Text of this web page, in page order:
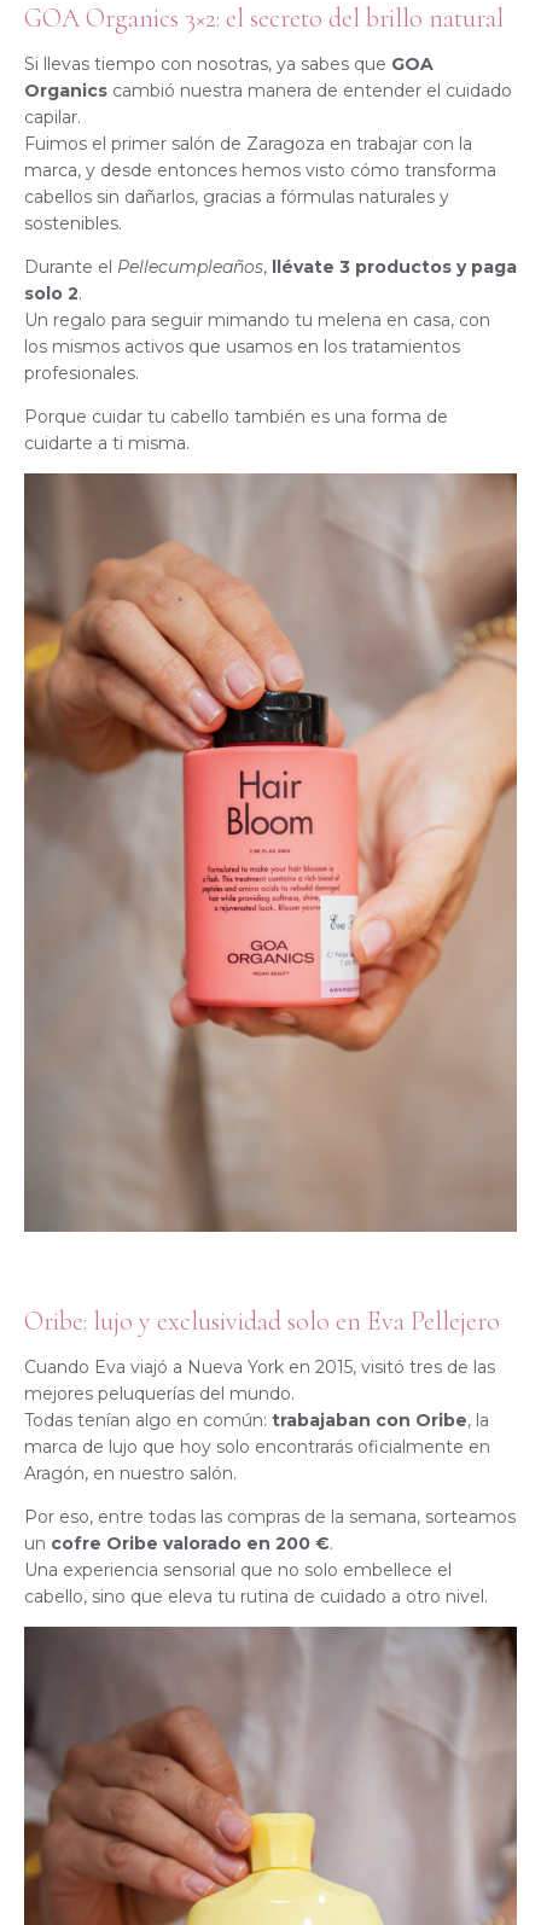
GOA Organics 3×2: el secreto del brillo natural
Si llevas tiempo con nosotras, ya sabes que GOA
Organics cambió nuestra manera de entender el cuidado
capilar.
Fuimos el primer salón de Zaragoza en trabajar con la
marca, y desde entonces hemos visto cómo transforma
cabellos sin dañarlos, gracias a fórmulas naturales y
sostenibles.
Durante el Pellecumpleaños, llévate 3 productos y paga
solo 2.
Un regalo para seguir mimando tu melena en casa, con
los mismos activos que usamos en los tratamientos
profesionales.
Porque cuidar tu cabello también es una forma de
cuidarte a ti misma.
Oribe: lujo y exclusividad solo en Eva Pellejero
Cuando Eva viajó a Nueva York en 2015, visitó tres de las
mejores peluquerías del mundo.
Todas tenían algo en común: trabajaban con Oribe, la
marca de lujo que hoy solo encontrarás oficialmente en
Aragón, en nuestro salón.
Por eso, entre todas las compras de la semana, sorteamos
un cofre Oribe valorado en 200 €.
Una experiencia sensorial que no solo embellece el
cabello, sino que eleva tu rutina de cuidado a otro nivel.